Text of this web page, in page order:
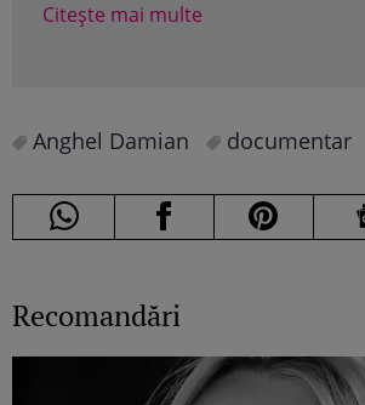
Citește mai multe
Anghel Damian documentar
Recomandări